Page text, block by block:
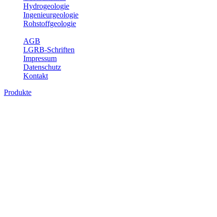
Hydrogeologie
Ingenieurgeologie
Rohstoffgeologie
AGB
LGRB-Schriften
Impressum
Datenschutz
Kontakt
Produkte